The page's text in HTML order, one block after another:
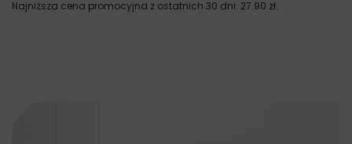
Najniższa cena promocyjna z ostatnich 30 dni: 27.90 zł.